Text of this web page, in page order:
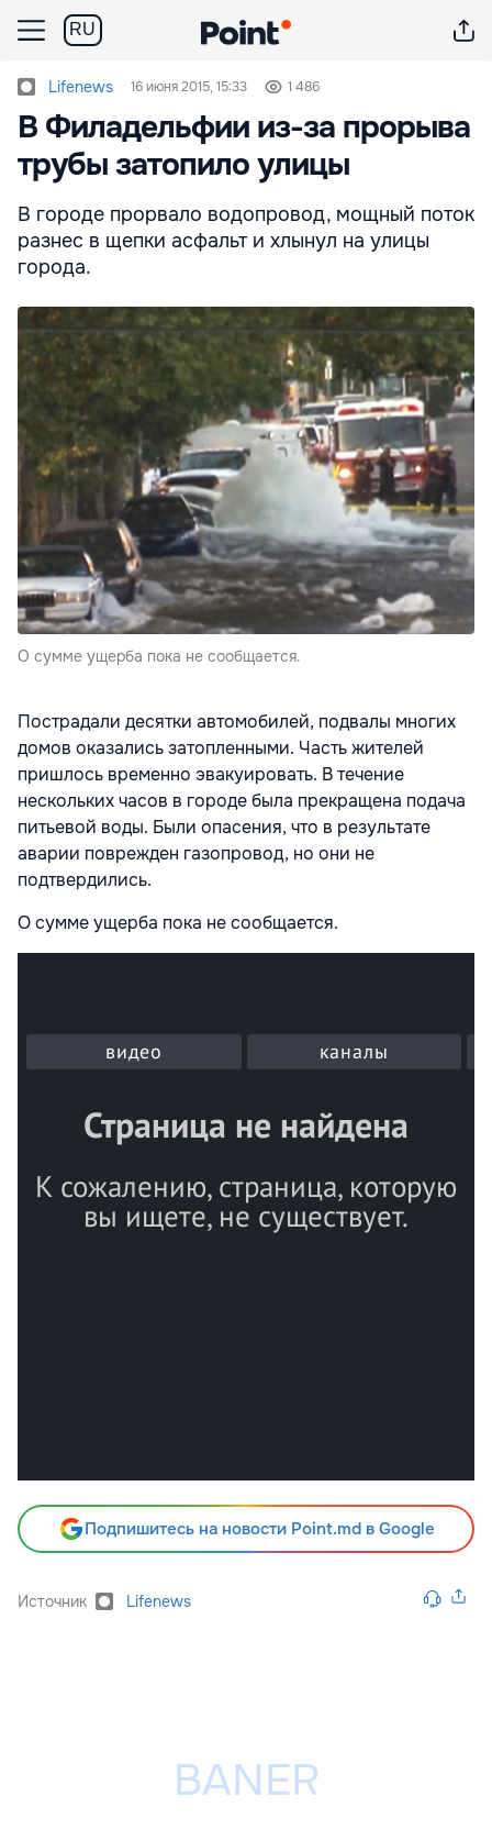
RU
Lifenews 16 июня 2015, 15:33 1 486
В Филадельфии из-за прорыва
трубы затопило улицы
В городе прорвало водопровод, мощный поток
разнес в щепки асфальт и хлынул на улицы
города.
О сумме ущерба пока не сообщается.
Пострадали десятки автомобилей, подвалы многих
домов оказались затопленными. Часть жителей
пришлось временно эвакуировать. В течение
нескольких часов в городе была прекращена подача
питьевой воды. Были опасения, что в результате
аварии поврежден газопровод, но они не
подтвердились.
О сумме ущерба пока не сообщается.
Подпишитесь на новости Point.md в Google
Источник Lifenews